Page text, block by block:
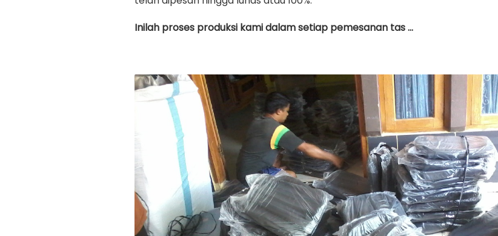
Inilah proses produksi kami dalam setiap pemesanan tas …